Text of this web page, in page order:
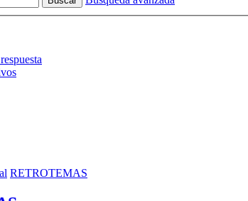
RETROTEMAS